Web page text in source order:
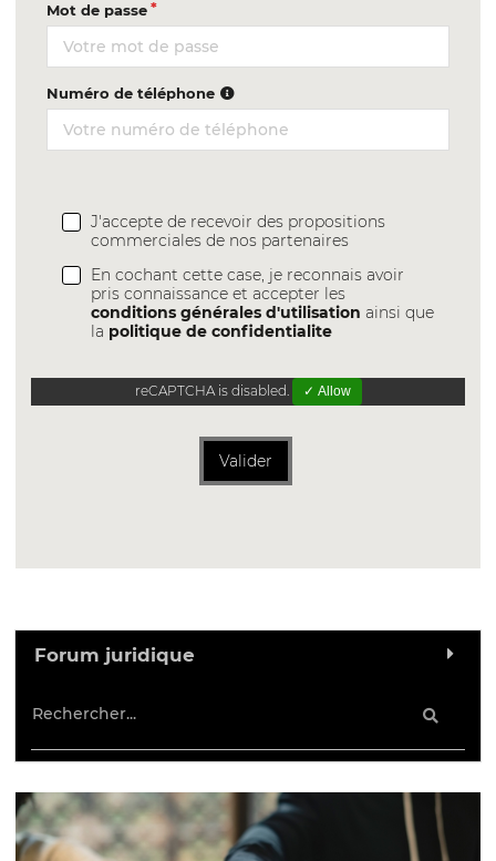
Mot de passe
Numéro de téléphone
J'accepte de recevoir des propositions
commerciales de nos partenaires
En cochant cette case, je reconnais avoir
pris connaissance et accepter les
conditions générales d'utilisation ainsi que
la politique de confidentialite
reCAPTCHA is disabled. ✓ Allow
Valider
Forum juridique